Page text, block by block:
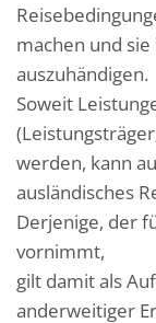
machen und
auszuhändigen.
Soweit
werden, kann
ausländisches
Derjenige, der
vornimmt,
gilt damit als
anderweitiger